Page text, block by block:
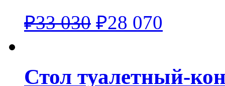
₽33 030 ₽28 070
Стол туалетный-